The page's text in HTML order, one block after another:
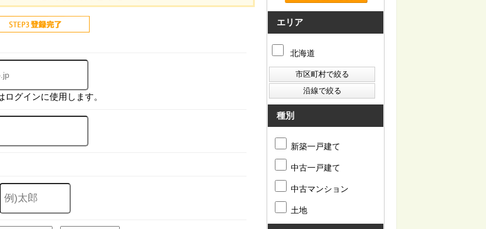
グインに使用します。
エリア
北海道
種別
新築一戸建て
中古一戸建て
中古マンション
土地